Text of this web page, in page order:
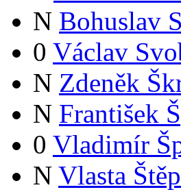
N Bohuslav
0 Václav
N Zdeněk
N František
0 Vladimír
N Vlasta